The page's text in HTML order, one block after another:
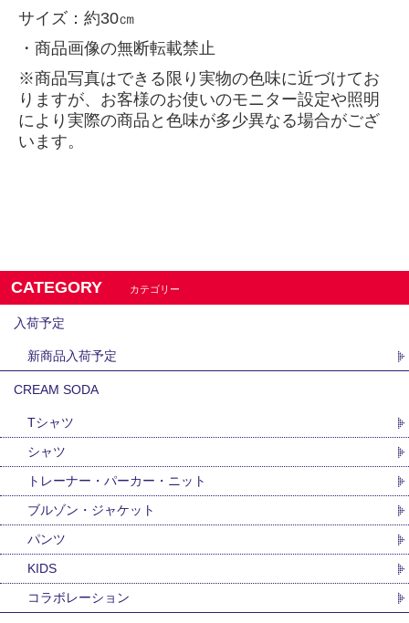
サイズ： 約30㎝
・商品画像の無断転載禁止
※商品写真はできる限り実物の色味に近づけてお
りますが、お客様のお使いのモニター設定や照明
により実際の商品と 色味が多少異なる場合がござ
います。
CATEGORY カテゴリー
入荷予定
新商品入荷予定
CREAM SODA
Tシャツ
シャツ
トレーナー・パーカー・ニット
ブルゾン・ジャケット
パンツ
KIDS
コラボレーション